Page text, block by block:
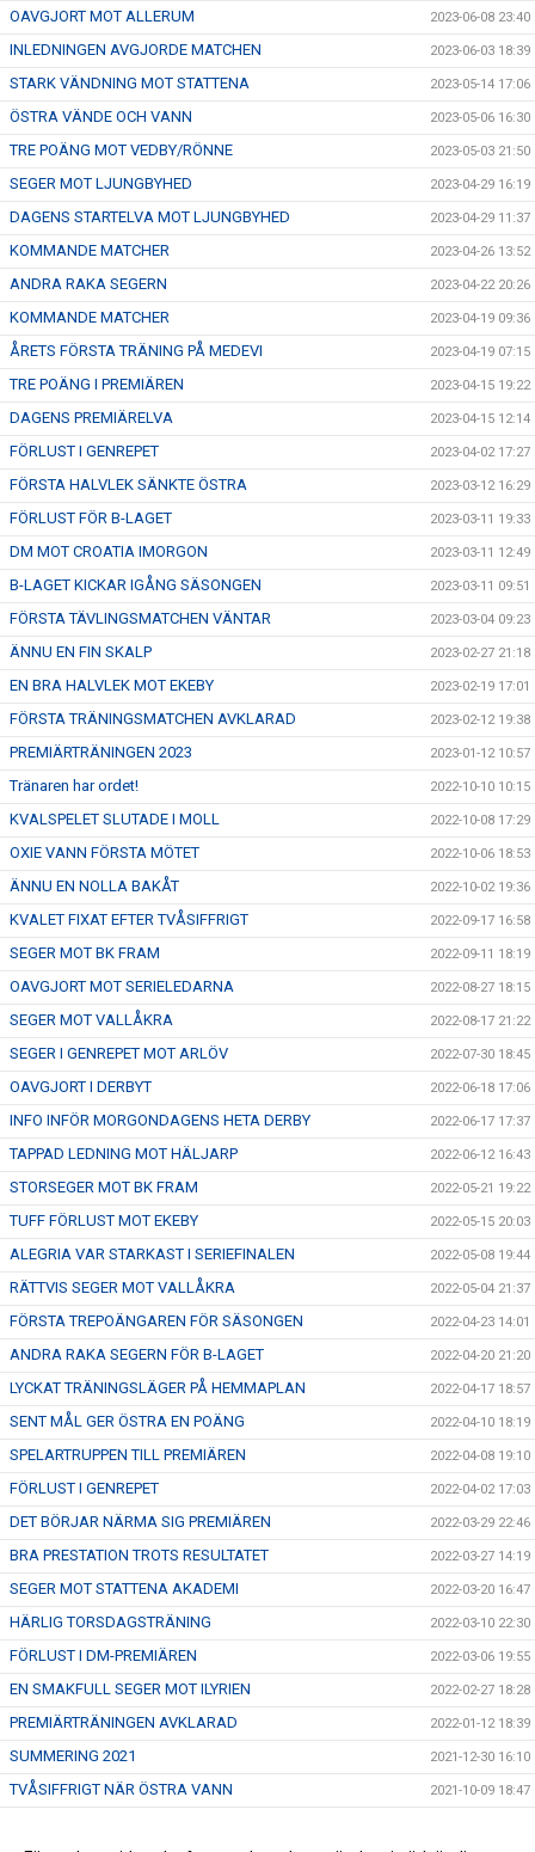
OAVGJORT MOT ALLERUM 2023-06-08 23:40
INLEDNINGEN AVGJORDE MATCHEN 2023-06-03 18:39
STARK VÄNDNING MOT STATTENA 2023-05-14 17:06
ÖSTRA VÄNDE OCH VANN 2023-05-06 16:30
TRE POÄNG MOT VEDBY/RÖNNE 2023-05-03 21:50
SEGER MOT LJUNGBYHED 2023-04-29 16:19
DAGENS STARTELVA MOT LJUNGBYHED 2023-04-29 11:37
KOMMANDE MATCHER 2023-04-26 13:52
ANDRA RAKA SEGERN 2023-04-22 20:26
KOMMANDE MATCHER 2023-04-19 09:36
ÅRETS FÖRSTA TRÄNING PÅ MEDEVI 2023-04-19 07:15
TRE POÄNG I PREMIÄREN 2023-04-15 19:22
DAGENS PREMIÄRELVA 2023-04-15 12:14
FÖRLUST I GENREPET 2023-04-02 17:27
FÖRSTA HALVLEK SÄNKTE ÖSTRA 2023-03-12 16:29
FÖRLUST FÖR B-LAGET 2023-03-11 19:33
DM MOT CROATIA IMORGON 2023-03-11 12:49
B-LAGET KICKAR IGÅNG SÄSONGEN 2023-03-11 09:51
FÖRSTA TÄVLINGSMATCHEN VÄNTAR 2023-03-04 09:23
ÄNNU EN FIN SKALP 2023-02-27 21:18
EN BRA HALVLEK MOT EKEBY 2023-02-19 17:01
FÖRSTA TRÄNINGSMATCHEN AVKLARAD 2023-02-12 19:38
PREMIÄRTRÄNINGEN 2023 2023-01-12 10:57
Tränaren har ordet! 2022-10-10 10:15
KVALSPELET SLUTADE I MOLL 2022-10-08 17:29
OXIE VANN FÖRSTA MÖTET 2022-10-06 18:53
ÄNNU EN NOLLA BAKÅT 2022-10-02 19:36
KVALET FIXAT EFTER TVÅSIFFRIGT 2022-09-17 16:58
SEGER MOT BK FRAM 2022-09-11 18:19
OAVGJORT MOT SERIELEDARNA 2022-08-27 18:15
SEGER MOT VALLÅKRA 2022-08-17 21:22
SEGER I GENREPET MOT ARLÖV 2022-07-30 18:45
OAVGJORT I DERBYT 2022-06-18 17:06
INFO INFÖR MORGONDAGENS HETA DERBY 2022-06-17 17:37
TAPPAD LEDNING MOT HÄLJARP 2022-06-12 16:43
STORSEGER MOT BK FRAM 2022-05-21 19:22
TUFF FÖRLUST MOT EKEBY 2022-05-15 20:03
ALEGRIA VAR STARKAST I SERIEFINALEN 2022-05-08 19:44
RÄTTVIS SEGER MOT VALLÅKRA 2022-05-04 21:37
FÖRSTA TREPOÄNGAREN FÖR SÄSONGEN 2022-04-23 14:01
ANDRA RAKA SEGERN FÖR B-LAGET 2022-04-20 21:20
LYCKAT TRÄNINGSLÄGER PÅ HEMMAPLAN 2022-04-17 18:57
SENT MÅL GER ÖSTRA EN POÄNG 2022-04-10 18:19
SPELARTRUPPEN TILL PREMIÄREN 2022-04-08 19:10
FÖRLUST I GENREPET 2022-04-02 17:03
DET BÖRJAR NÄRMA SIG PREMIÄREN 2022-03-29 22:46
BRA PRESTATION TROTS RESULTATET 2022-03-27 14:19
SEGER MOT STATTENA AKADEMI 2022-03-20 16:47
HÄRLIG TORSDAGSTRÄNING 2022-03-10 22:30
FÖRLUST I DM-PREMIÄREN 2022-03-06 19:55
EN SMAKFULL SEGER MOT ILYRIEN 2022-02-27 18:28
PREMIÄRTRÄNINGEN AVKLARAD 2022-01-12 18:39
SUMMERING 2021 2021-12-30 16:10
TVÅSIFFRIGT NÄR ÖSTRA VANN 2021-10-09 18:47